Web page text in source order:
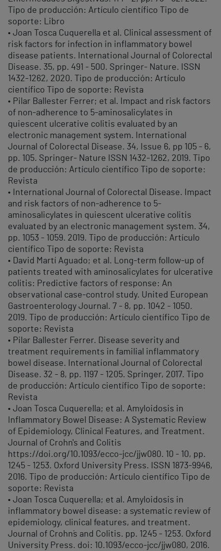
Tipo de producción: Artículo científico Tipo de
soporte: Libro
• Joan Tosca Cuquerella et al. Clinical assessment of
risk factors for infection in inflammatory bowel
disease patients. International Journal of Colorectal
Disease. 35, pp. 491 - 500. Springer- Nature. ISSN
1432-1262, 2020. Tipo de producción: Artículo
científico Tipo de soporte: Revista
• Pilar Ballester Ferrer; et al. Impact and risk factors
of non-adherence to 5-aminosalicylates in
quiescent ulcerative colitis evaluated by an
electronic management system. International
Journal of Colorectal Disease. 34, Issue 6, pp 105 - 6,
pp. 105. Springer- Nature ISSN 1432-1262, 2019. Tipo
de producción: Artículo científico Tipo de soporte:
Revista
• International Journal of Colorectal Disease. Impact
and risk factors of non-adherence to 5-
aminosalicylates in quiescent ulcerative colitis
evaluated by an electronic management system. 34,
pp. 1053 - 1059. 2019. Tipo de producción: Artículo
científico Tipo de soporte: Revista
• David Martí Aguado; et al. Long-term follow-up of
patients treated with aminosalicylates for ulcerative
colitis: Predictive factors of response: An
observational case-control study. United European
Gastroenterology Journal. 7 - 8, pp. 1042 - 1050.
2019. Tipo de producción: Artículo científico Tipo de
soporte: Revista
• Pilar Ballester Ferrer. Disease severity and
treatment requirements in familial inflammatory
bowel disease. International Journal of Colorectal
Disease. 32 - 8, pp. 1197 - 1205. Springer, 2017. Tipo
de producción: Artículo científico Tipo de soporte:
Revista
• Joan Tosca Cuquerella; et al. Amyloidosis in
Inflammatory Bowel Disease: A Systematic Review
of Epidemiology, Clinical Features, and Treatment.
Journal of Crohn's and Colitis
https://doi.org/10.1093/ecco-jcc/jjw080. 10 - 10, pp.
1245 - 1253. Oxford University Press. ISSN 1873-9946,
2016. Tipo de producción: Artículo científico Tipo de
soporte: Revista
• Joan Tosca Cuquerella; et al. Amyloidosis in
inflammatory bowel disease: a systematic review of
epidemiology, clinical features, and treatment.
Journal of Crohn´s and Colitis. pp. 1245 - 1253. Oxford
University Press. doi: 10.1093/ecco-jcc/jjw080, 2016.